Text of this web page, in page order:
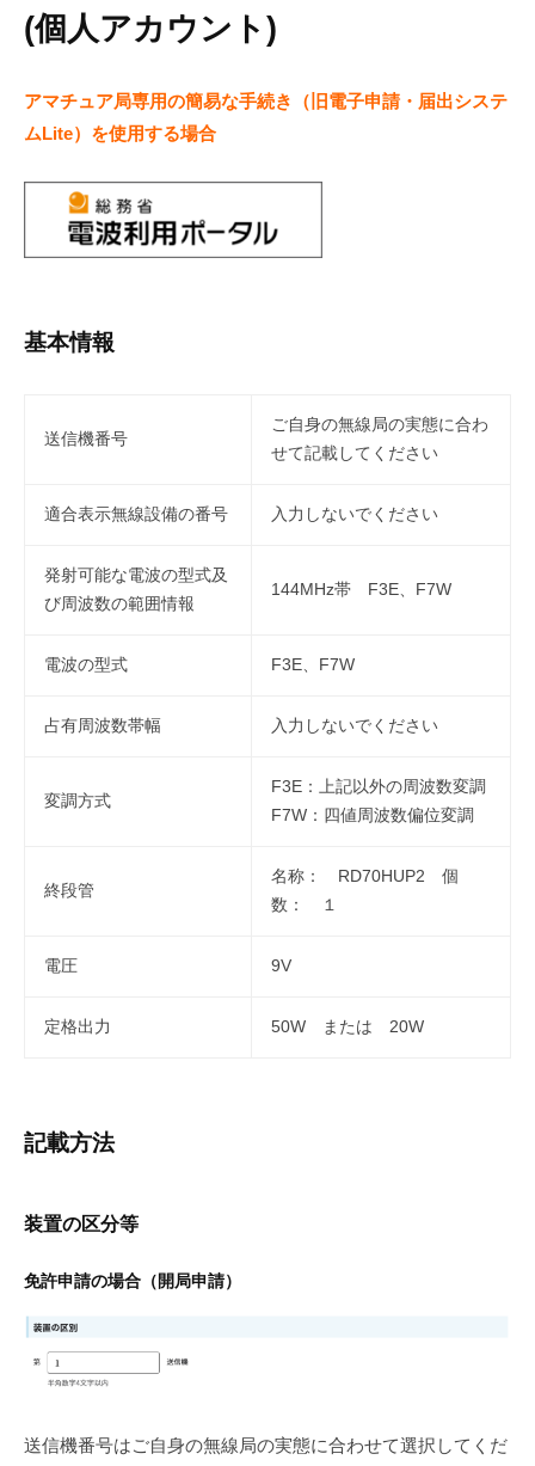
(個人アカウント)
アマチュア局専用の簡易な手続き（旧電子申請・届出システ
ムLite）を使用する場合
基本情報
送信機番号
ご自身の無線局の実態に合わ
せて記載してください
適合表示無線設備の番号 入力しないでください
発射可能な電波の型式及
び周波数の範囲情報
144MHz帯 F3E、F7W
電波の型式 F3E、F7W
占有周波数帯幅 入力しないでください
変調方式
F3E：上記以外の周波数変調
F7W：四値周波数偏位変調
終段管
名称： RD70HUP2 個
数： １
電圧 9V
定格出力 50W または 20W
記載方法
装置の区分等
免許申請の場合（開局申請）
送信機番号はご自身の無線局の実態に合わせて選択してくだ